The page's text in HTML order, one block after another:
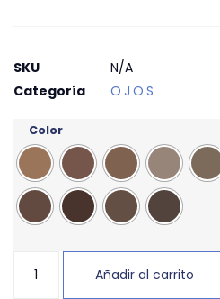
SKU
N/A
Categoría
OJOS
Color
Añadir al carrito